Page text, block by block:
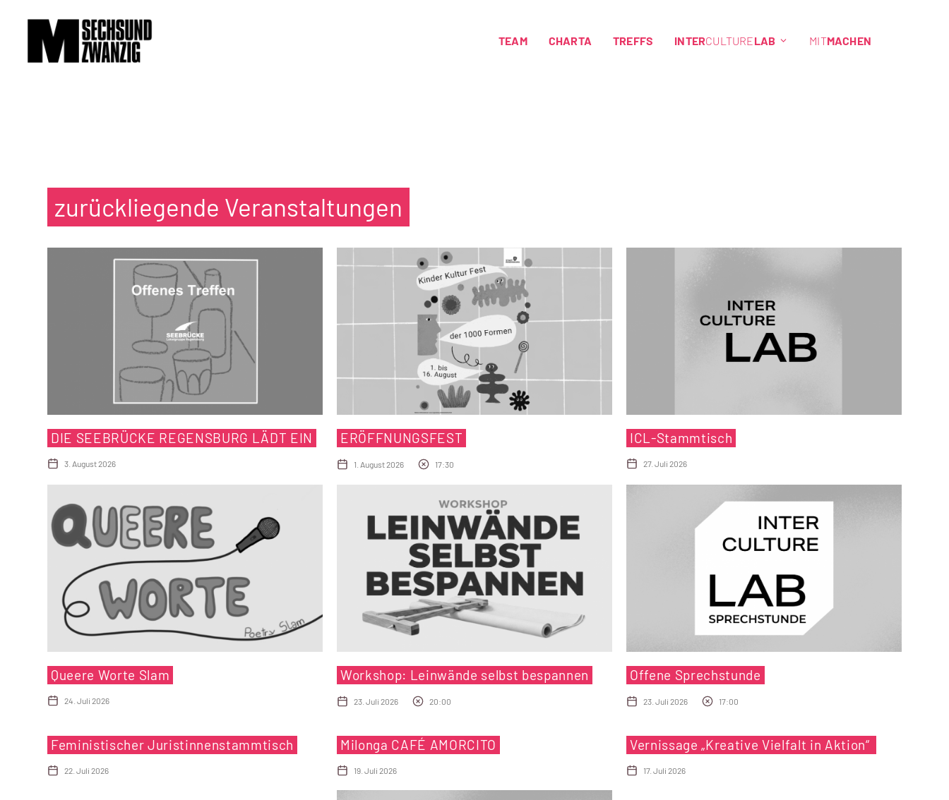
TEAM CHARTA TREFFS INTERCULTURELAB MITMACHEN
zurückliegende Veranstaltungen
DIE SEEBRÜCKE REGENSBURG LÄDT EIN
3. August 2026
ERÖFFNUNGSFEST
1. August 2026 17:30
ICL-Stammtisch
27. Juli 2026
Queere Worte Slam
24. Juli 2026
Workshop: Leinwände selbst bespannen
23. Juli 2026 20:00
Offene Sprechstunde
23. Juli 2026 17:00
Feministischer Juristinnenstammtisch
22. Juli 2026
Milonga CAFÉ AMORCITO
19. Juli 2026
Vernissage „Kreative Vielfalt in Aktion“
17. Juli 2026